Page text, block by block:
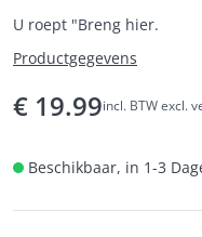
U roept "Breng hier.
Productgegevens
€ 19.99incl. BTW excl.
Beschikbaar, in 1-3